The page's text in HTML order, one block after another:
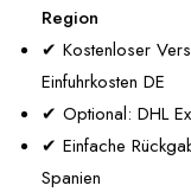
Region
✔ Kostenloser
Einfuhrkosten DE
✔ Optional: DHL
✔ Einfache
Spanien